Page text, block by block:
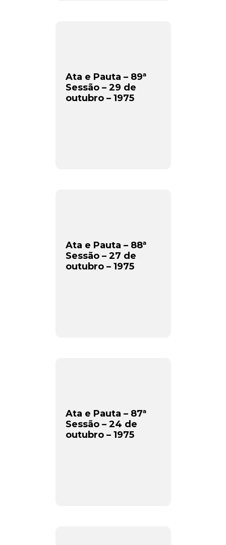
Ata e Pauta – 89ª
Sessão – 29 de
outubro – 1975
Ata e Pauta – 88ª
Sessão – 27 de
outubro – 1975
Ata e Pauta – 87ª
Sessão – 24 de
outubro – 1975